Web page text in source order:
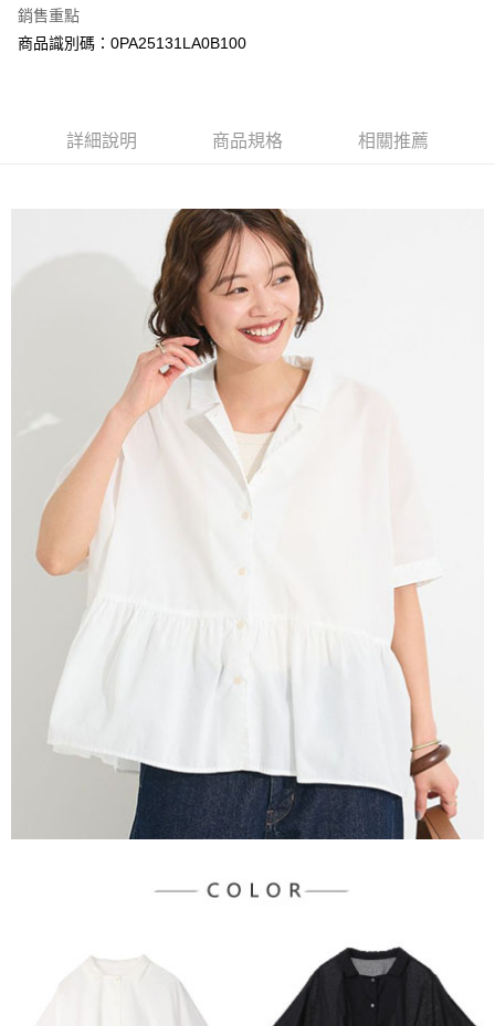
台灣樂天信用卡公司
大哥付你分期
相關說明
流程，驗證手機門號後，選擇欲分期的期數、繳款截止日，確認付款後即完
消。如遇「轉專審核」未通過狀況，表示未達大哥付你分期系統評分，恕無
1.分期款項不併入電信帳單，「大哥付你分期」於每月結算日後寄送繳費提
2.透過簡訊連結打開帳單後，可選擇「超商條碼／台灣大直營門市／銀行轉
帳／街口支付／iPASS MONEY」等通路繳費。
1.本服務係由「台灣大哥大股份有限公司」（以下簡稱本公司）所提供，讓
用戶於交易時，得透過本服務購買商品或服務，並由商店將買賣／分期付款
買賣價金債權讓與本公司後，依約使用本公司帳單繳交帳款。
2.基於同意付款使用「大哥付你分期」之契約關係目的，商店將以您的個人
資料（包含姓名、電話或地址）提供予台灣大哥大進項蒐集、處理及利用，
由本公司與您本人進行分期帳單所需資料之確認、核對及更正。
3.完整用戶服務條款，請詳閱以下連結：
【關於「AFTEE先享後付」】
１．簡單：不需註冊會員、不需綁卡、不需儲值。
２．便利：只要手機號碼，簡訊認證，即可結帳。
３．安心：先確認商品／服務後，再付款。
【「AFTEE先享後付」結帳流程】
１．於結帳方式選擇「AFTEE先享後付」後，將跳轉至「AFTEE先享後付」
結帳頁面，進行簡訊認證並確認金額後，即可完成結帳。
２．訂單成立數日內，您將收到繳費通知簡訊。
３．收到繳費通知簡訊後14天內，點擊此簡訊中的連結，可透過四大超商／
ATM／網路銀行／等多元方式進行付款，方視為交易完成。
※ 請注意：結帳手續完成當下不需立刻繳費，但若您需要取消訂單，請聯絡
購買商品的店家。未經商家同意取消之訂單仍視為有效，需透過AFTEE先享
後付繳納相關費用。
※ 交易是否成功請以「AFTEE先享後付 」之結帳頁面顯示為準，若有關於
是否繳費成功／繳費後需取消欲退款等相關疑問，請聯繫「AFTEE先享後付
客戶支援中心」
【注意事項】
１．透過由恩沛科技股份有限公司提供之「AFTEE先享後付」服務完成之交
易，需依本服務之必要範圍內提供個人資料，並將交易相關給付款項請求債
權轉讓予恩沛科技股份有限公司。
２．關於個人資料處理事宜，請瀏覽以下網址：
https://aftee.tw/terms/#terms3
３．未成年的使用者請事先徵得法定代理人或監護人之同意方可使用
「AFTEE先享後付」，若未經同意申辦者引起之損失，本公司不負相關責
任。
４．使用「AFTEE先享後付」時，將依據個別帳號之用戶狀況，依本公司即
時審查核予不同之上限額度；若仍有額度不足之情形，本公司將視審查結果
請求用戶進行身份認證。
５．嚴禁一人註冊多個帳號或使用他人資訊註冊。若發現惡意使用之情形，
恩沛科技股份有限公司將有權停止該用戶之使用額度並採取法律行動。
每筆NT$60，滿NT$388(含以上)免運費
每筆NT$60，滿NT$388(含以上)免運費
萊爾富取貨付款
每筆NT$60，滿NT$888(含以上)免運費
萊爾富純取貨
每筆NT$60，滿NT$888(含以上)免運費
7-11取貨付款
每筆NT$60，滿NT$888(含以上)免運費
7-11純取貨
每筆NT$60，滿NT$888(含以上)免運費
每筆NT$90，滿NT$888(含以上)免運費
銷售重點
商品識別碼：0PA25131LA0B100
詳細說明 商品規格 相關推薦